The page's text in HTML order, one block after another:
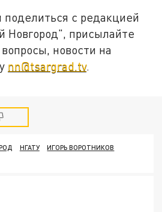
с редакцией
Новгород", присылайте
новости на
nn@tsargrad.tv.
НГАТУ
ИГОРЬ ВОРОТНИКОВ